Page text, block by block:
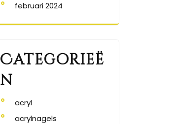
februari 2024
Categorieë
n
acryl
acrylnagels